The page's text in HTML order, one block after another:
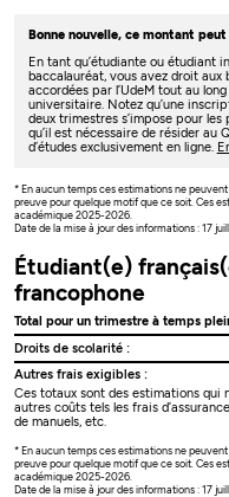
Bonne nouvelle, ce montant
En tant qu’étudiante ou étudiant
baccalauréat, vous avez droit aux
accordées par l’UdeM tout au
universitaire. Notez qu’une
deux trimestres s’impose pour
qu’il est nécessaire de résider au
d’études exclusivement en ligne.
* En aucun temps ces estimations ne
preuve pour quelque motif que ce soit. Ces
académique 2025-2026.
Date de la mise à jour des informations : 17
Étudiant(e)
francophone
Total pour un trimestre à temps
Droits de scolarité :
Autres frais exigibles :
Ces totaux sont des estimations qui
autres coûts tels les frais
de manuels, etc.
* En aucun temps ces estimations ne
preuve pour quelque motif que ce soit. Ces
académique 2025-2026.
Date de la mise à jour des informations : 17